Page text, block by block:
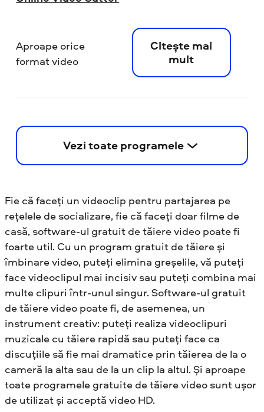
Aproape orice
format video
Citește mai
mult
Vezi toate programele
Fie că faceți un videoclip pentru partajarea pe
rețelele de socializare, fie că faceți doar filme de
casă, software-ul gratuit de tăiere video poate fi
foarte util. Cu un program gratuit de tăiere și
îmbinare video, puteți elimina greșelile, vă puteți
face videoclipul mai incisiv sau puteți combina mai
multe clipuri într-unul singur. Software-ul gratuit
de tăiere video poate fi, de asemenea, un
instrument creativ: puteți realiza videoclipuri
muzicale cu tăiere rapidă sau puteți face ca
discuțiile să fie mai dramatice prin tăierea de la o
cameră la alta sau de la un clip la altul. Și aproape
toate programele gratuite de tăiere video sunt ușor
de utilizat și acceptă video HD.